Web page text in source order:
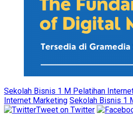
Sekolah Bisnis 1 M Pelatihan
Internet Marketing Sekolah Bisnis 1
Tweet on Twitter